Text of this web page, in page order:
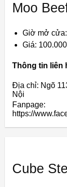
Moo
Giờ mở
Giá:
Thông tin liên
Địa chỉ: Ngõ
Nội
Fanpage:
https://
Cube